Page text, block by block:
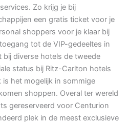
Zo krijg je bij
een gratis ticket voor je
shoppers voor je klaar bij
tot de VIP-gedeeltes in
bij diverse hotels de tweede
status bij Ritz-Carlton hotels
is het mogelijk in sommige
shoppen. Overal ter wereld
gereserveerd voor Centurion
plek in de meest exclusieve